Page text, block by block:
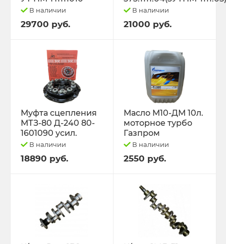
В наличии
29700 руб.
В наличии
21000 руб.
Муфта сцепления
МТЗ-80 Д-240 80-
1601090 усил.
В наличии
18890 руб.
Масло М10-ДМ 10л.
моторное турбо
Газпром
В наличии
2550 руб.